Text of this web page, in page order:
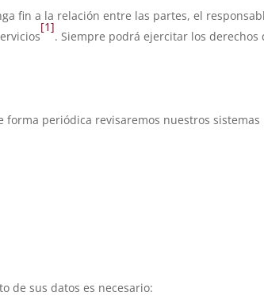
fin a la relación entre las partes, el
[1]
. Siempre podrá ejercitar los
forma periódica revisaremos nuestros
de sus datos es necesario: